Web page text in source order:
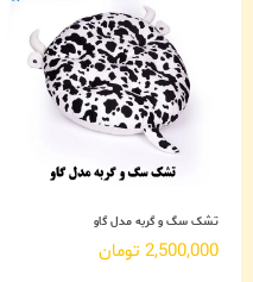
تشک سگ و گربه مدل گاو
2,500,000 تومان